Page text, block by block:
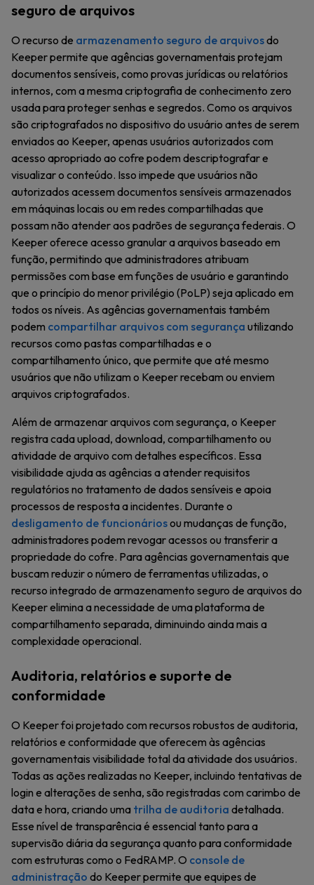
seguro de arquivos
O recurso de armazenamento seguro de arquivosdo
Keeper permite que agências governamentais protejam
documentos sensíveis, como provas jurídicas ou relatórios
internos, com a mesma criptografia de conhecimento zero
usada para proteger senhas e segredos. Como os arquivos
são criptografados no dispositivo do usuário antes de serem
enviados ao Keeper, apenas usuários autorizados com
acesso apropriado ao cofre podem descriptografar e
visualizar o conteúdo. Isso impede que usuários não
autorizados acessem documentos sensíveis armazenados
em máquinas locais ou em redes compartilhadas que
possam não atender aos padrões de segurança federais. O
Keeper oferece acesso granular a arquivos baseado em
função, permitindo que administradores atribuam
permissões com base em funções de usuário e garantindo
que o princípio do menor privilégio (PoLP) seja aplicado em
todos os níveis. As agências governamentais também
podem compartilhar arquivos com segurança utilizando
recursos como pastas compartilhadas e o
compartilhamento único, que permite que até mesmo
usuários que não utilizam o Keeper recebam ou enviem
arquivos criptografados.
Além de armazenar arquivos com segurança, o Keeper
registra cada upload, download, compartilhamento ou
atividade de arquivo com detalhes específicos. Essa
visibilidade ajuda as agências a atender requisitos
regulatórios no tratamento de dados sensíveis e apoia
processos de resposta a incidentes. Durante o
desligamento de funcionáriosou mudanças de função,
administradores podem revogar acessos ou transferir a
propriedade do cofre. Para agências governamentais que
buscam reduzir o número de ferramentas utilizadas, o
recurso integrado de armazenamento seguro de arquivos do
Keeper elimina a necessidade de uma plataforma de
compartilhamento separada, diminuindo ainda mais a
complexidade operacional.
Auditoria, relatórios e suporte de
conformidade
O Keeper foi projetado com recursos robustos de auditoria,
relatórios e conformidade que oferecem às agências
governamentais visibilidade total da atividade dos usuários.
Todas as ações realizadas no Keeper, incluindo tentativas de
login e alterações de senha, são registradas com carimbo de
data e hora, criando uma trilha de auditoria detalhada.
Esse nível de transparência é essencial tanto para a
supervisão diária da segurança quanto para conformidade
com estruturas como o FedRAMP. O console de
administração do Keeper permite que equipes de